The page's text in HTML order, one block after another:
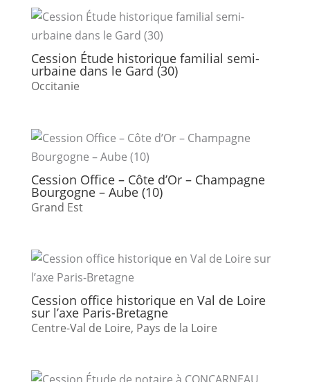
Cession Étude historique familial semi-
urbaine dans le Gard (30)
Occitanie
Cession Office – Côte d’Or – Champagne
Bourgogne – Aube (10)
Grand Est
Cession office historique en Val de Loire
sur l’axe Paris-Bretagne
Centre-Val de Loire, Pays de la Loire